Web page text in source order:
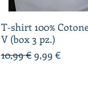
Vista rapida
T-shirt 100%
V (box 3 pz.)
Prezzo regolare
10,99 € Prezzo
9,99 €